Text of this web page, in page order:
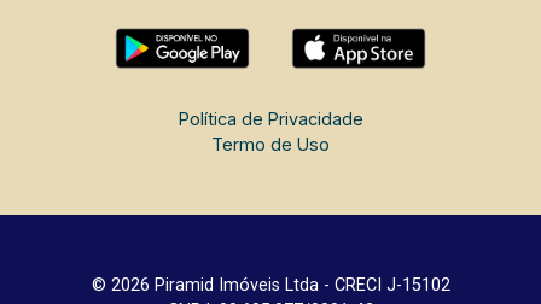
Política de Privacidade
Termo de Uso
© 2026 Piramid Imóveis Ltda - CRECI J-15102